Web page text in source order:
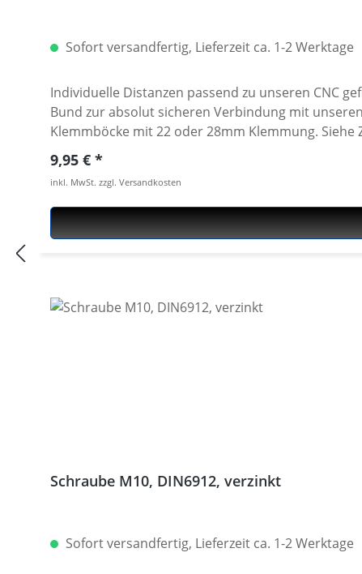
Sofort versandfertig, Lieferzeit ca. 1-2 Werktage
Individuelle Distanzen passend zu unseren CNC
Bund zur absolut sicheren Verbindung mit unseren
Klemmböcke mit 22 oder 28mm Klemmung. Siehe
Regulärer Preis:
9,95 €
inkl. MwSt. zzgl. Versandkosten
Schraube M10, DIN6912, verzinkt
Sofort versandfertig, Lieferzeit ca. 1-2 Werktage